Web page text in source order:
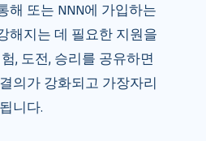
해 또는 NNN에 가입하는
해지는 데 필요한 지원을
, 도전, 승리를 공유하면
의가 강화되고 가장자리
니다.